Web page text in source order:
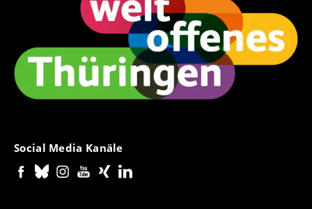
Social Media Kanäle